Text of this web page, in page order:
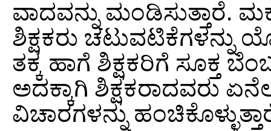
ವಾದವನ್ನು ಮಂಡಿಸುತ್ತಾರೆ.
ಶಿಕ್ಷಕರು ಚಟುವಟಿಕೆಗಳನ್ನು
ತಕ್ಕ ಹಾಗೆ ಶಿಕ್ಷಕರಿಗೆ ಸೂಕ್ತ
ಅದಕ್ಕಾಗಿ ಶಿಕ್ಷಕರಾದವರು
ವಿಚಾರಗಳನ್ನು